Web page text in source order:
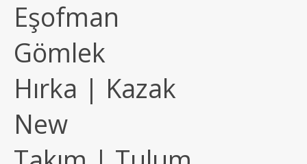
Eşofman
Gömlek
Hırka | Kazak
New